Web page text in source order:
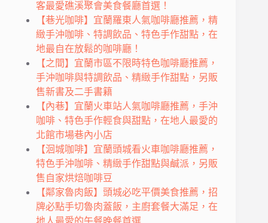
客最愛礁溪聚會美食餐廳首選！
【巷光咖啡】宜蘭羅東人氣咖啡廳推薦，精
緻手沖咖啡、特調飲品、特色手作甜點，在
地最自在放鬆的咖啡廳！
【之間】宜蘭市區不限時特色咖啡廳推薦，
手沖咖啡與特調飲品、精緻手作甜點，另販
售新書及二手書籍
【內巷】宜蘭火車站人氣咖啡廳推薦，手沖
咖啡、特色手作輕食與甜點，在地人最愛的
北館市場巷內小店
【洄城咖啡】宜蘭頭城看火車咖啡廳推薦，
特色手沖咖啡、精緻手作甜點與鹹派，另販
售自家烘焙咖啡豆
【鄰家魯肉飯】頭城必吃平價美食推薦，招
牌必點手切魯肉蓋飯，主廚套餐大滿足，在